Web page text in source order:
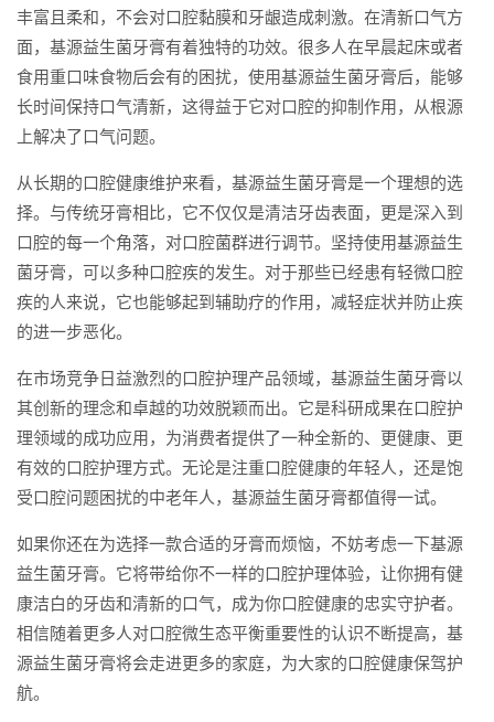
丰富且柔和，不会对口腔黏膜和牙龈造成刺激。在清新口气方
面，基源益生菌牙膏有着独特的功效。很多人在早晨起床或者
食用重口味食物后会有的困扰，使用基源益生菌牙膏后，能够
长时间保持口气清新，这得益于它对口腔的抑制作用，从根源
上解决了口气问题。
从长期的口腔健康维护来看，基源益生菌牙膏是一个理想的选
择。与传统牙膏相比，它不仅仅是清洁牙齿表面，更是深入到
口腔的每一个角落，对口腔菌群进行调节。坚持使用基源益生
菌牙膏，可以多种口腔疾的发生。对于那些已经患有轻微口腔
疾的人来说，它也能够起到辅助疗的作用，减轻症状并防止疾
的进一步恶化。
在市场竞争日益激烈的口腔护理产品领域，基源益生菌牙膏以
其创新的理念和卓越的功效脱颖而出。它是科研成果在口腔护
理领域的成功应用，为消费者提供了一种全新的、更健康、更
有效的口腔护理方式。无论是注重口腔健康的年轻人，还是饱
受口腔问题困扰的中老年人，基源益生菌牙膏都值得一试。
如果你还在为选择一款合适的牙膏而烦恼，不妨考虑一下基源
益生菌牙膏。它将带给你不一样的口腔护理体验，让你拥有健
康洁白的牙齿和清新的口气，成为你口腔健康的忠实守护者。
相信随着更多人对口腔微生态平衡重要性的认识不断提高，基
源益生菌牙膏将会走进更多的家庭，为大家的口腔健康保驾护
航。